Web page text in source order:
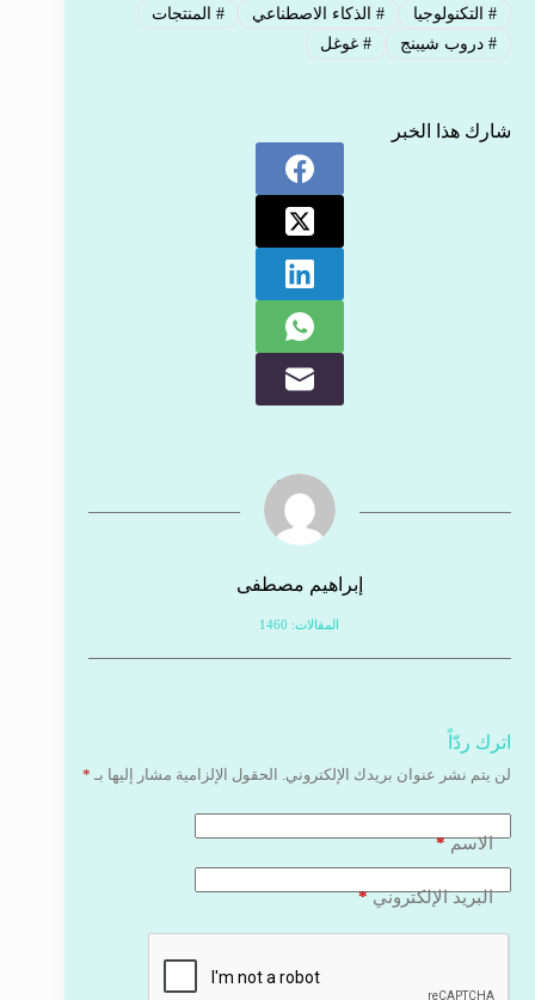
#التكنولوجيا #الذكاء الاصطناعي # المنتجات
#دروب شيبنج #غوغل
شارك هذا الخبر
إبراهيم مصطفى
المقالات: 1460
اترك ردّاً
لن يتم نشر عنوان بريدك الإلكتروني. الحقول الإلزامية مشار إليها بـ *
الاسم*
البريد الإلكتروني*